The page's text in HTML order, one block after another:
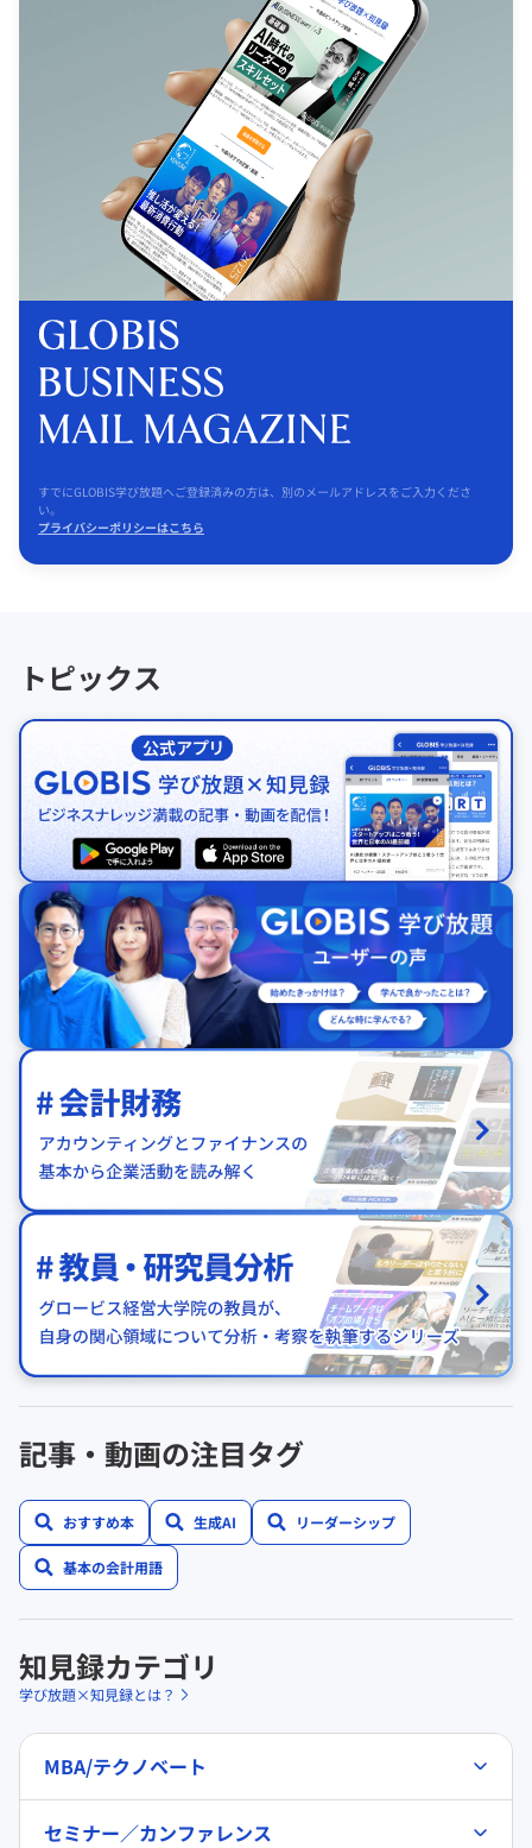
すでにGLOBIS学び放題へご登録済みの方は、別のメールアドレスをご入力くださ
い。
プライバシーポリシーはこちら
トピックス
記事・動画の注目タグ
おすすめ本 生成AI リーダーシップ
基本の会計用語
知見録カテゴリ
学び放題×知見録とは？
MBA/テクノベート
セミナー／カンファレンス